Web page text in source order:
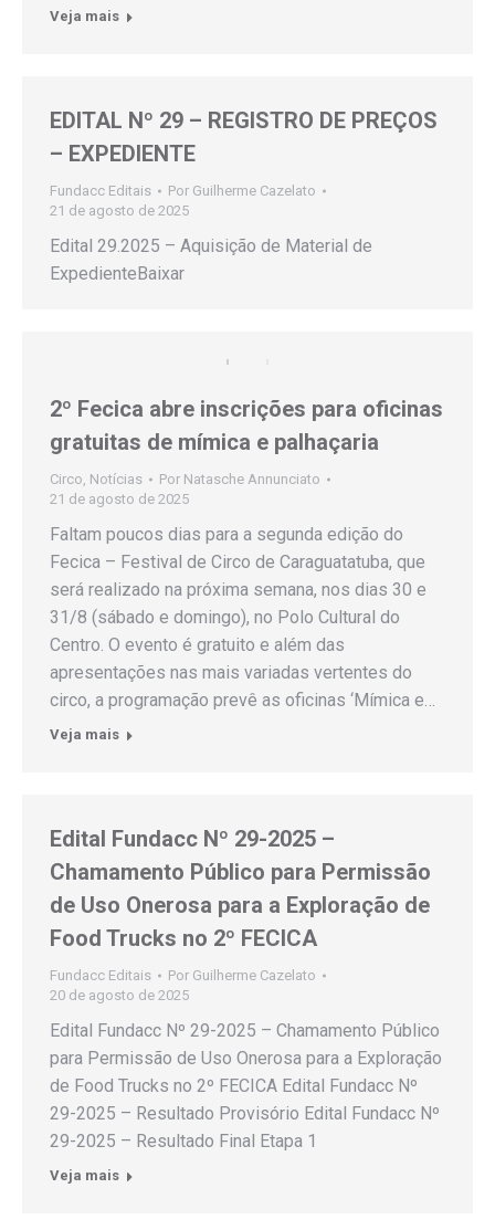
Veja mais
EDITAL Nº 29 – REGISTRO DE PREÇOS
– EXPEDIENTE
Fundacc Editais Por Guilherme Cazelato
21 de agosto de 2025
Edital 29.2025 – Aquisição de Material de
ExpedienteBaixar
2º Fecica abre inscrições para oficinas
gratuitas de mímica e palhaçaria
Circo, Notícias Por Natasche Annunciato
21 de agosto de 2025
Faltam poucos dias para a segunda edição do
Fecica – Festival de Circo de Caraguatatuba, que
será realizado na próxima semana, nos dias 30 e
31/8 (sábado e domingo), no Polo Cultural do
Centro. O evento é gratuito e além das
apresentações nas mais variadas vertentes do
circo, a programação prevê as oficinas ‘Mímica e…
Veja mais
Edital Fundacc Nº 29-2025 –
Chamamento Público para Permissão
de Uso Onerosa para a Exploração de
Food Trucks no 2º FECICA
Fundacc Editais Por Guilherme Cazelato
20 de agosto de 2025
Edital Fundacc Nº 29-2025 – Chamamento Público
para Permissão de Uso Onerosa para a Exploração
de Food Trucks no 2º FECICA Edital Fundacc Nº
29-2025 – Resultado Provisório Edital Fundacc Nº
29-2025 – Resultado Final Etapa 1
Veja mais